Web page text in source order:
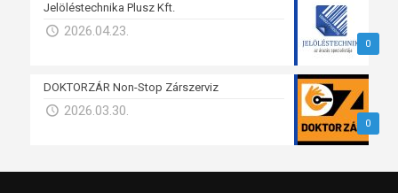
0
Jelöléstechnika Plusz Kft.
2026.04.23.
0
DOKTORZÁR Non-Stop Zárszerviz
2026.03.30.